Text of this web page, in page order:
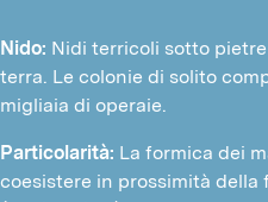
Nido: Nidi terricoli sotto
terra. Le colonie di solito
migliaia di operaie.
Particolarità: La formica dei
coesistere in prossimità della